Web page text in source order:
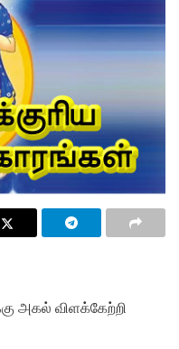
அகல் விளக்கேற்றி